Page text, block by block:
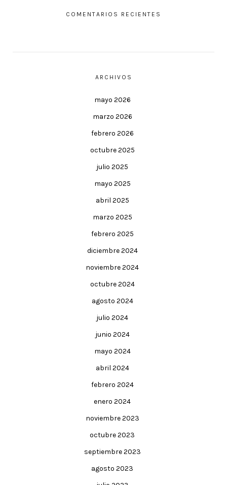
COMENTARIOS RECIENTES
ARCHIVOS
mayo 2026
marzo 2026
febrero 2026
octubre 2025
julio 2025
mayo 2025
abril 2025
marzo 2025
febrero 2025
diciembre 2024
noviembre 2024
octubre 2024
agosto 2024
julio 2024
junio 2024
mayo 2024
abril 2024
febrero 2024
enero 2024
noviembre 2023
octubre 2023
septiembre 2023
agosto 2023